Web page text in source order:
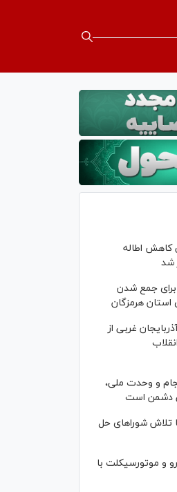
اطاله
شد
جمع شدن
هرمزگان
غربی از
و وحدت ملی،
دشمن است
با تلاش شورا‌های حل
خودرو و موتورسیکلت با